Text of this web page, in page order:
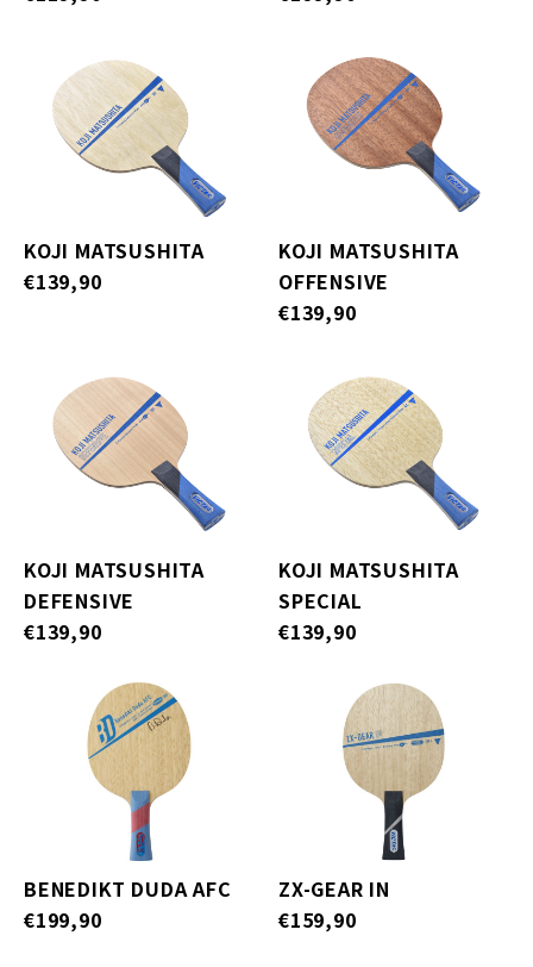
KOJI MATSUSHITA
€139,90
KOJI MATSUSHITA
OFFENSIVE
€139,90
KOJI MATSUSHITA
DEFENSIVE
€139,90
KOJI MATSUSHITA
SPECIAL
€139,90
BENEDIKT DUDA AFC
€199,90
ZX-GEAR IN
€159,90